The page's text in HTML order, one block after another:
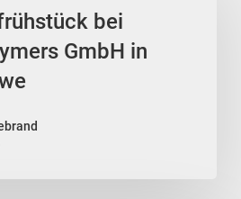
bei
GmbH in